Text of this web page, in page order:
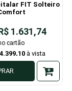
FIT Solteiro
1.631,74